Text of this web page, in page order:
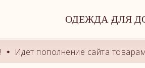
ОДЕЖДА ДЛЯ
Идет пополнение сайта